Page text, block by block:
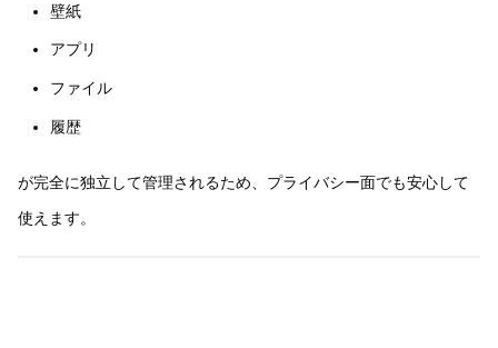
壁紙
アプリ
ファイル
履歴
が完全に独立して管理されるため、プライバシー面でも安心して
使えます。